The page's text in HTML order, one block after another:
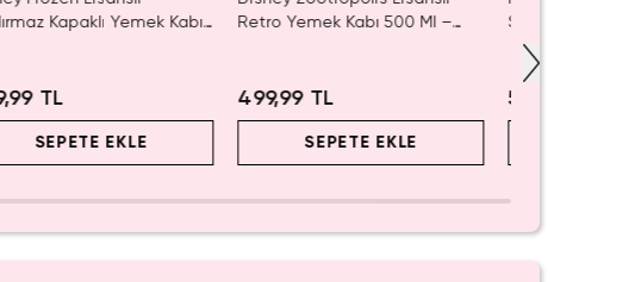
Kapaklı Yemek Kabı
TL
SEPETE EKLE
Retro Yemek Kabı 500 Ml –
499,99 TL
SEPETE EKLE
Salata Kasesi
Kahverengi Kap
549,99 TL